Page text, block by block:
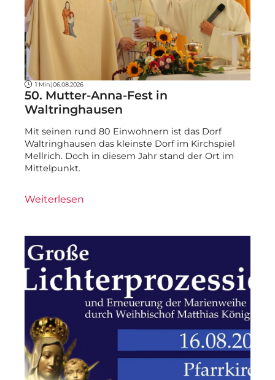
1 Min. |06.08.2026
50. Mutter-Anna-Fest in
Waltringhausen
Mit seinen rund 80 Einwohnern ist das Dorf
Waltringhausen das kleinste Dorf im Kirchspiel
Mellrich. Doch in diesem Jahr stand der Ort im
Mittelpunkt.
Weiterlesen